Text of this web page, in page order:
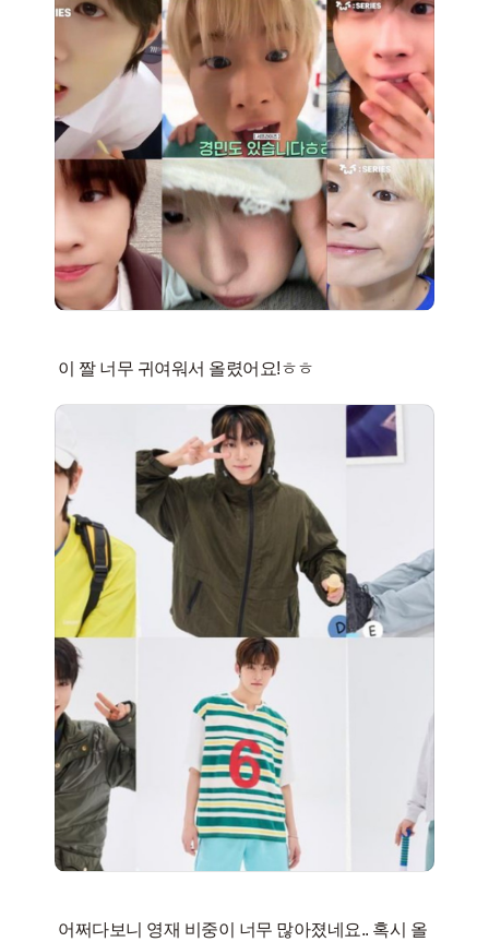
어쩌다보니 영재 비중이 너무 많아졌네요.. 혹시 올